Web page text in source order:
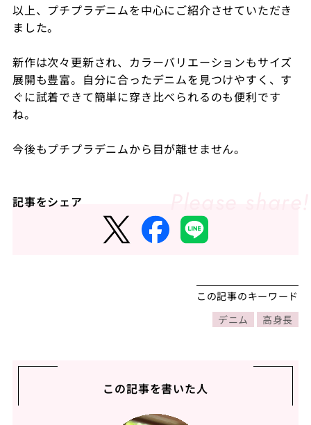
以上、プチプラデニムを中心にご紹介させていただき
ました。
新作は次々更新され、カラーバリエーションもサイズ
展開も豊富。自分に合ったデニムを見つけやすく、す
ぐに試着できて簡単に穿き比べられるのも便利です
ね。
今後もプチプラデニムから目が離せません。
記事をシェア
この記事のキーワード
デニム
高身長
この記事を書いた人